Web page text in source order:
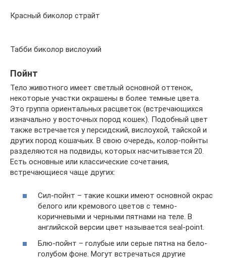
Красный биколор страйт
Табби биколор вислоухий
Пойнт
Тело животного имеет светлый основной оттенок,
некоторые участки окрашены в более темные цвета.
Это группа ориентальных расцветок (встречающихся
изначально у восточных пород кошек). Подобный цвет
также встречается у персидский, вислоухой, тайской и
других пород кошачьих. В свою очередь, колор-пойнты
разделяются на подвиды, которых насчитывается 20.
Есть основные или классические сочетания,
встречающиеся чаще других:
Сил-пойнт – такие кошки имеют основной окрас
белого или кремового цветов с темно-
коричневыми и черными пятнами на теле. В
английской версии цвет называется seal-point.
Блю-пойнт – голубые или серые пятна на бело-
голубом фоне. Могут встречаться другие